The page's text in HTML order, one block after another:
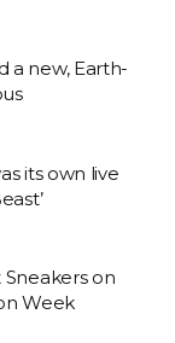
a new, Earth-
its own live
Sneakers on
Week